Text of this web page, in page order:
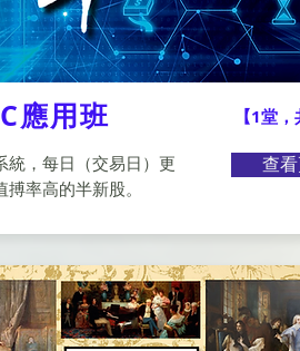
應用班 【1堂
統，每日（交易日）更
率高的半新股。
查